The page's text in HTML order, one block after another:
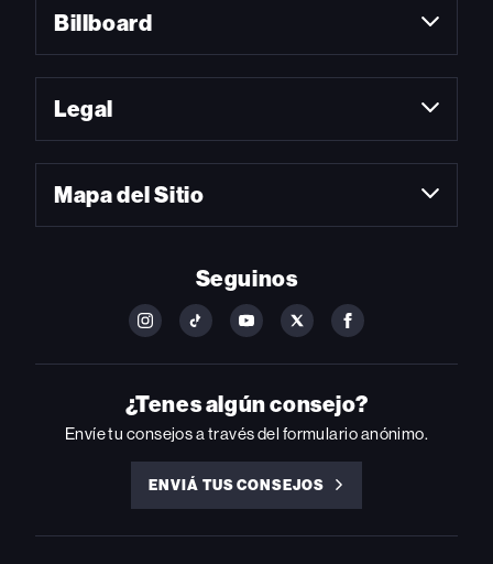
Billboard
Legal
Mapa del Sitio
Seguinos
FOLLOW
ON
INSTAGRAM
FOLLOW
ON
YOUTUBE
FOLLOW
ON
YOUTUBE
FOLLOW
ON
FOLLOW
ON
FACEBOOK
¿Tenes algún consejo?
Envíe tu consejos a través del formulario anónimo.
ENVIÁ TUS CONSEJOS
ENVIÁ
CONSEJOS